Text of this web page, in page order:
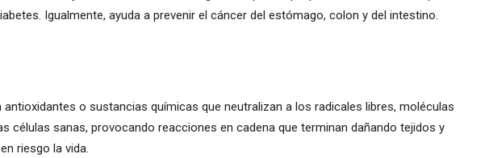
Igualmente, ayuda a prevenir el cáncer del estómago, colon y del intestino.
antioxidantes o sustancias químicas que neutralizan a los radicales libres, moléculas
células sanas, provocando reacciones en cadena que terminan dañando tejidos y
riesgo la vida.